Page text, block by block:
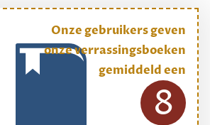
Onze gebruikers geven
onze verrassingsboeken
gemiddeld een
8